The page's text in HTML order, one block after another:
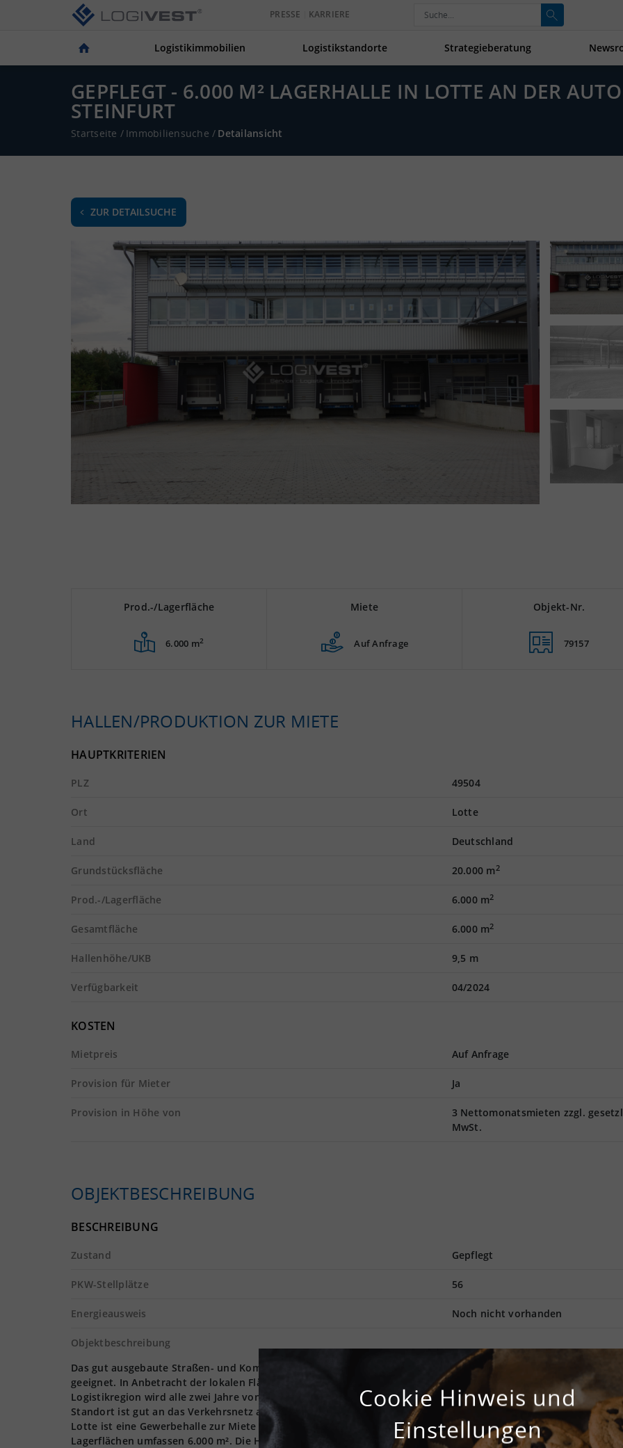
PRESSE KARRIERE
Logistikimmobilien Logistikstandorte Strategieberatung
GEPFLEGT - 6.000 M² LAGERHALLE IN LOTTE AN DER
STEINFURT
Startseite / Immobiliensuche / Detailansicht
ZUR DETAILSUCHE
Prod.-/Lagerfläche
6.000 m2
Miete
Auf Anfrage
Objekt-Nr.
79157
HALLEN/PRODUKTION ZUR MIETE
HAUPTKRITERIEN
PLZ 49504
Ort Lotte
Land Deutschland
Grundstücksfläche 20.000 m2
Prod.-/Lagerfläche 6.000 m2
Gesamtfläche 6.000 m2
Hallenhöhe/UKB 9,5 m
Verfügbarkeit 04/2024
KOSTEN
Mietpreis Auf Anfrage
Provision für Mieter Ja
Provision in Höhe von
3 Nettomonatsmieten zzgl.
MwSt.
OBJEKTBESCHREIBUNG
BESCHREIBUNG
Zustand Gepflegt
PKW-Stellplätze 56
Energieausweis Noch nicht vorhanden
Objektbeschreibung
Das gut ausgebaute Straßen- und Kommunikationsnetz in Lotte ist hervorragend für jegliche Logistikvorgänge
geeignet. In Anbetracht der lokalen Flächenknappheit fällt der Mietpreis moderat aus. Der Status als Top-
Logistikregion wird alle zwei Jahre von der Fraunhofer-Arbeitsgruppe für Supply Chain Services verifiziert. Der
Standort ist gut an das Verkehrsnetz angeschlossen und eignet sich daher perfekt für Logistikunternehmen. In
Lotte ist eine Gewerbehalle zur Miete verfügbar. Die Gesamtfläche beläuft sich auf ca. 6.000 m², die
Lagerflächen umfassen 6.000 m². Die Halle weist eine Höhe von 9,5 Meter Unterkante Binder auf. Schon in
Cookie Hinweis und
Einstellungen